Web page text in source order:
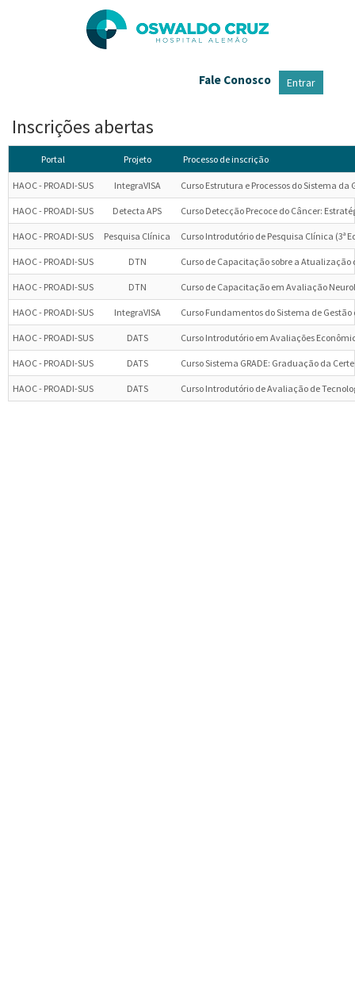
Fale Conosco Entrar
Inscrições abertas
Portal Projeto Processo de inscrição
HAOC - PROADI-SUS IntegraVISA Curso Estrutura e Processos do Sistema
HAOC - PROADI-SUS Detecta APS Curso Detecção Precoce do Câncer:
HAOC - PROADI-SUS Pesquisa Clínica Curso Introdutório de Pesquisa Clínica (3ª
HAOC - PROADI-SUS DTN Curso de Capacitação sobre a Atualização
HAOC - PROADI-SUS DTN Curso de Capacitação em Avaliação
HAOC - PROADI-SUS IntegraVISA Curso Fundamentos do Sistema de
HAOC - PROADI-SUS DATS Curso Introdutório em Avaliações
HAOC - PROADI-SUS DATS Curso Sistema GRADE: Graduação da
HAOC - PROADI-SUS DATS Curso Introdutório de Avaliação de